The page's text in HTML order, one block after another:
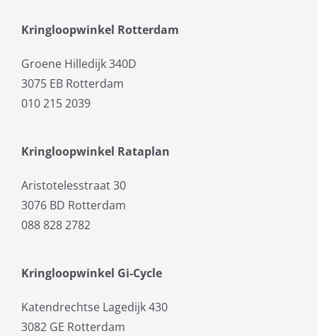
Kringloopwinkel Rotterdam
Groene Hilledijk 340D
3075 EB Rotterdam
010 215 2039
Kringloopwinkel Rataplan
Aristotelesstraat 30
3076 BD Rotterdam
088 828 2782
Kringloopwinkel Gi-Cycle
Katendrechtse Lagedijk 430
3082 GE Rotterdam